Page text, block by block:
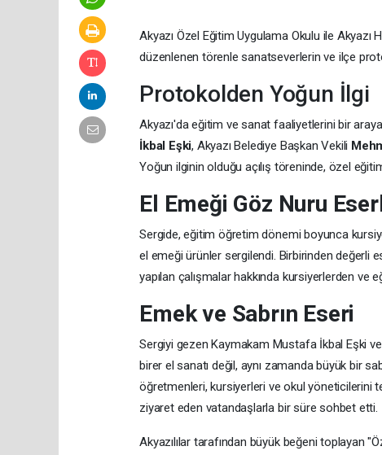
Akyazı Özel Eğitim Uygulama Okulu ile Akyazı
düzenlenen törenle sanatseverlerin ve ilçe
Protokolden Yoğun İlgi
Akyazı'da eğitim ve sanat faaliyetlerini bir araya
İkbal Eşki, Akyazı Belediye Başkan Vekili
Yoğun ilginin olduğu açılış töreninde, özel
El Emeği Göz Nuru
Sergide, eğitim öğretim dönemi boyunca
el emeği ürünler sergilendi. Birbirinden değerli
yapılan çalışmalar hakkında kursiyerlerden ve
Emek ve Sabrın Eseri
Sergiyi gezen Kaymakam Mustafa İkbal Eşki
birer el sanatı değil, aynı zamanda büyük bir
öğretmenleri, kursiyerleri ve okul yöneticilerini
ziyaret eden vatandaşlarla bir süre sohbet etti.
Akyazılılar tarafından büyük beğeni toplayan